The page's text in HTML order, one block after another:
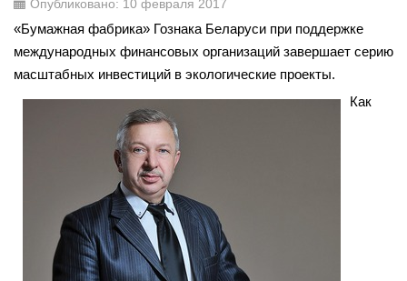
Опубликовано: 10 февраля 2017
«Бумажная фабрика» Гознака Беларуси при поддержке
международных финансовых организаций завершает серию
масштабных инвестиций в экологические проекты.
Как